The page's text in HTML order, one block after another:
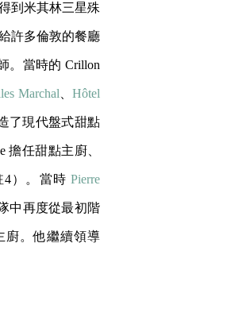
到米其林三星殊
許多倫敦的餐廳
。當時的 Crillon
Marchal 、Hôtel
了現代盤式甜點
擔任甜點主廚、
4）。當時Pierre
中再度從最初階
廚。他繼續領導